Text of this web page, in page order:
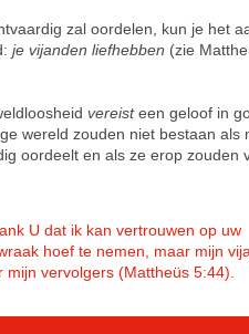
zal oordelen, kun je het
je vijanden liefhebben (zie
vereisteen geloof in
wereld zouden niet bestaan als
oordeelt en als ze erop zouden
U dat ik kan vertrouwen op uw
hoef te nemen, maar mijn
vervolgers (Mattheüs 5:44).